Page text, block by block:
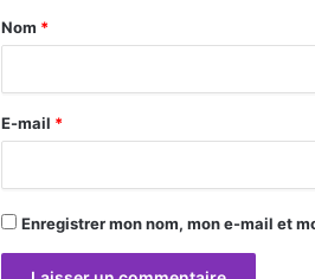
a
r
e
Nom *
E-mail *
Enregistrer mon nom, mon e-mail et